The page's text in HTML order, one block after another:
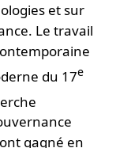
et sur
Le travail
du 17e
gagné en